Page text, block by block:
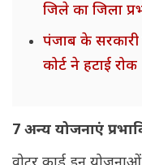
जिले का जिला
पंजाब के सरकारी
कोर्ट ने हटाई रोक
7 अन्य योजनाएं